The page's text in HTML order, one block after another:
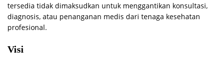
tersedia tidak dimaksudkan untuk menggantikan konsultasi,
diagnosis, atau penanganan medis dari tenaga kesehatan
profesional.
Visi